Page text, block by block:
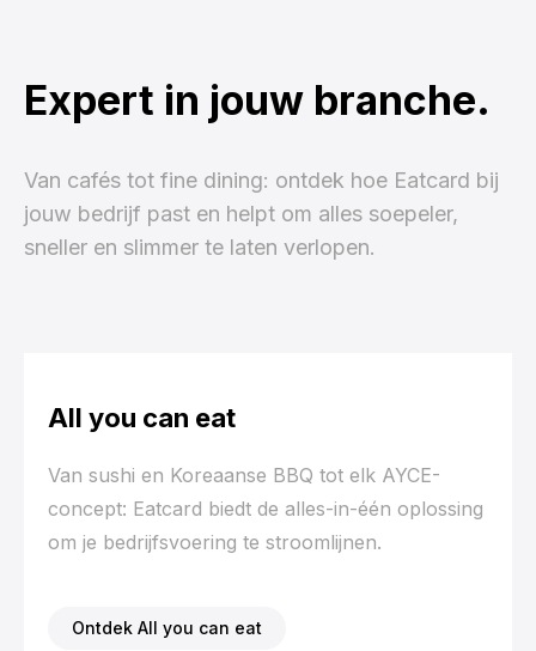
Expert in jouw branche.
Van cafés tot fine dining: ontdek hoe Eatcard bij
jouw bedrijf past en helpt om alles soepeler,
sneller en slimmer te laten verlopen.
All you can eat
Van sushi en Koreaanse BBQ tot elk AYCE-
concept: Eatcard biedt de alles-in-één oplossing
om je bedrijfsvoering te stroomlijnen.
Ontdek All you can eat